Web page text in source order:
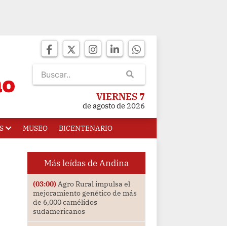
VIERNES 7
de agosto de 2026
MUSEO BICENTENARIO
Más leídas de Andina
(03:00)Agro Rural impulsa el
mejoramiento genético de más
de 6,000 camélidos
sudamericanos